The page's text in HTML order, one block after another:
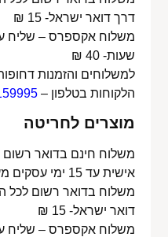
דרך דואר ישראל- 15 ₪
שעות- 40 ₪
למשלוחים והזמנות
הלקוחות בטלפון –
מוצרים לחריטה
משלוח חינם בדואר רשום
אישית עד 15 ימי עסקים מעל 350 ₪
דואר ישראל- 15 ₪
משלוח אקספרס – שליח